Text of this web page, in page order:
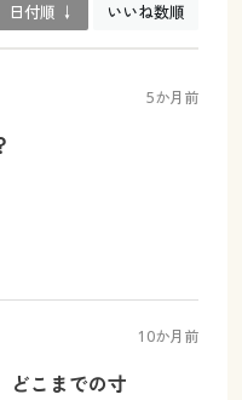
日付順 ↓ いいね数順
5か月前
10か月前
どこまでの寸